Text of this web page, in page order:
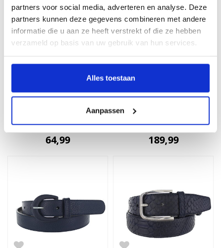
partners voor social media, adverteren en analyse. Deze
partners kunnen deze gegevens combineren met andere
informatie die u aan ze heeft verstrekt of die ze hebben
verzameld op basis van uw gebruik van hun services.
Alles toestaan
Aanpassen
H.A.N
Madeleine | Lederen
damesriem 3cm | Wit
64,99
JOB86
Zwarte leren 'American
189,99